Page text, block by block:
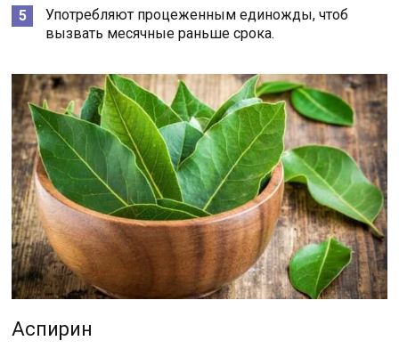
Употребляют процеженным единожды, чтоб
вызвать месячные раньше срока.
Аспирин